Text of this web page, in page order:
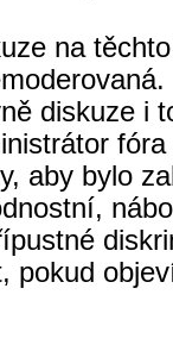
na
diskuze i
aby bylo
pokud